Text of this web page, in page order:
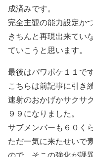
成済みです。
完全主観の能力設定か
きちんと再現出来てい
ていこうと思います。
最後はパワポケ１１です
こちらは前記事に引き
速射のおかげかサクサ
９９になりました。
サブメンバーも６０く
ただ一気に来たせいで
ので、そこの強化が課